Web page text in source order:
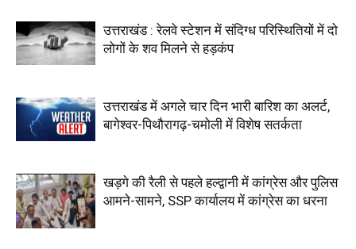
उत्तराखंड : रेलवे स्टेशन में संदिग्ध परिस्थितियों में दो
लोगों के शव मिलने से हड़कंप
उत्तराखंड में अगले चार दिन भारी बारिश का अलर्ट,
बागेश्वर-पिथौरागढ़-चमोली में विशेष सतर्कता
खड़गे की रैली से पहले हल्द्वानी में कांग्रेस और पुलिस
आमने-सामने, SSP कार्यालय में कांग्रेस का धरना